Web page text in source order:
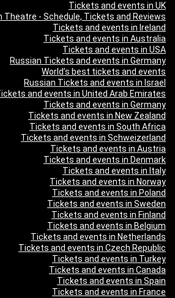
Tickets and events in UK
Theatre - Schedule, Tickets and Reviews
Tickets and events in Ireland
Tickets and events in Australia
Tickets and events in USA
Russian Tickets and events in Germany
World’s best tickets and events
Russian Tickets and events in Israel
and events in United Arab Emirates
Tickets and events in Germany
Tickets and events in New Zealand
Tickets and events in South Africa
Tickets and events in Schweizerland
Tickets and events in Austria
Tickets and events in Denmark
Tickets and events in Italy
Tickets and events in Norway
Tickets and events in Poland
Tickets and events in Sweden
Tickets and events in Finland
Tickets and events in Belgium
Tickets and events in Netherlands
Tickets and events in Czech Republic
Tickets and events in Turkey
Tickets and events in Canada
Tickets and events in Spain
Tickets and events in France